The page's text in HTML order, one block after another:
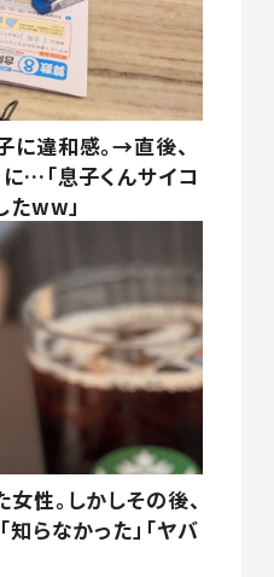
違和感。→直後、
…「息子くんサイコ
たww」
性。しかしその後、
らなかった」「ヤバ